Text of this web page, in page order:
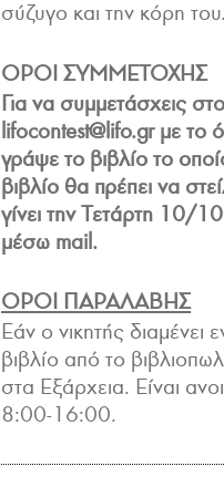
σύζυγο και την κόρη
ΟΡΟΙ ΣΥΜΜΕΤΟΧΗΣ
Για να συμμετάσχεις
lifocontest@lifo.grμε το
γράψε το βιβλίο το
βιβλίο θα πρέπει να
γίνει την Τετάρτη 10/
μέσω mail.
ΟΡΟΙ ΠΑΡΑΛΑΒΗΣ
Εάν ο νικητής διαμένει
βιβλίο από το
στα Εξάρχεια. Είναι
8:00-16:00.